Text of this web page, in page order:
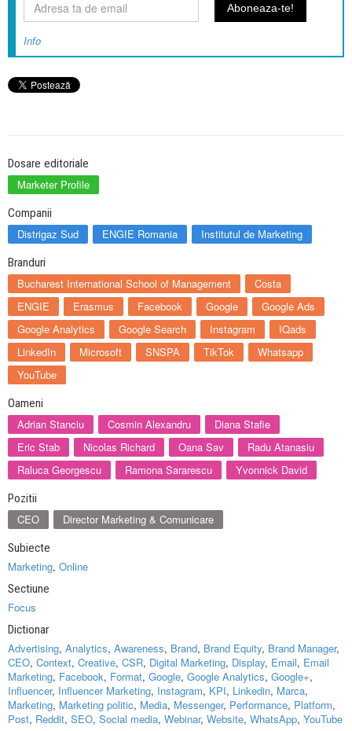
Info
Dosare editoriale
Marketer Profile
Companii
Distrigaz Sud ENGIE Romania Institutul de Marketing
Branduri
Bucharest International School of Management
Costa
ENGIE
Erasmus Facebook Google
Google Ads
Google Analytics
Google Search Instagram
IQads
LinkedIn
Microsoft SNSPA TikTok
Whatsapp
YouTube
Oameni
Adrian Stanciu Cosmin Alexandru
Diana Stafie
Eric Stab
Nicolas Richard Oana Sav
Radu Atanasiu
Raluca Georgescu
Ramona Sararescu Yvonnick David
Pozitii
CEO Director Marketing & Comunicare
Subiecte
Marketing, Online
Sectiune
Focus
Dictionar
Advertising, Analytics, Awareness, Brand, Brand Equity, Brand Manager,
CEO, Context, Creative, CSR, Digital Marketing, Display, Email, Email
Marketing, Facebook, Format, Google, Google Analytics, Google+,
Influencer, Influencer Marketing, Instagram, KPI, Linkedin, Marca,
Marketing, Marketing politic, Media, Messenger, Performance, Platform,
Post, Reddit, SEO, Social media, Webinar, Website, WhatsApp, YouTube